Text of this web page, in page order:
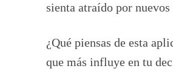
sienta atraído por
¿Qué piensas de esta
que más influye en tu